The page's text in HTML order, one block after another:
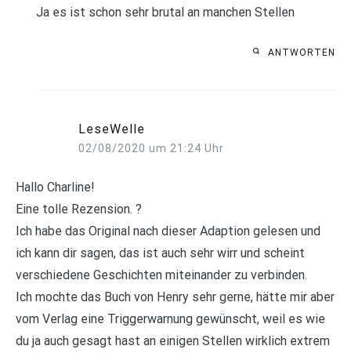
Ja es ist schon sehr brutal an manchen Stellen
ANTWORTEN
LeseWelle
02/08/2020 um 21:24 Uhr
Hallo Charline!
Eine tolle Rezension. ?
Ich habe das Original nach dieser Adaption gelesen und
ich kann dir sagen, das ist auch sehr wirr und scheint
verschiedene Geschichten miteinander zu verbinden.
Ich mochte das Buch von Henry sehr gerne, hätte mir aber
vom Verlag eine Triggerwarnung gewünscht, weil es wie
du ja auch gesagt hast an einigen Stellen wirklich extrem